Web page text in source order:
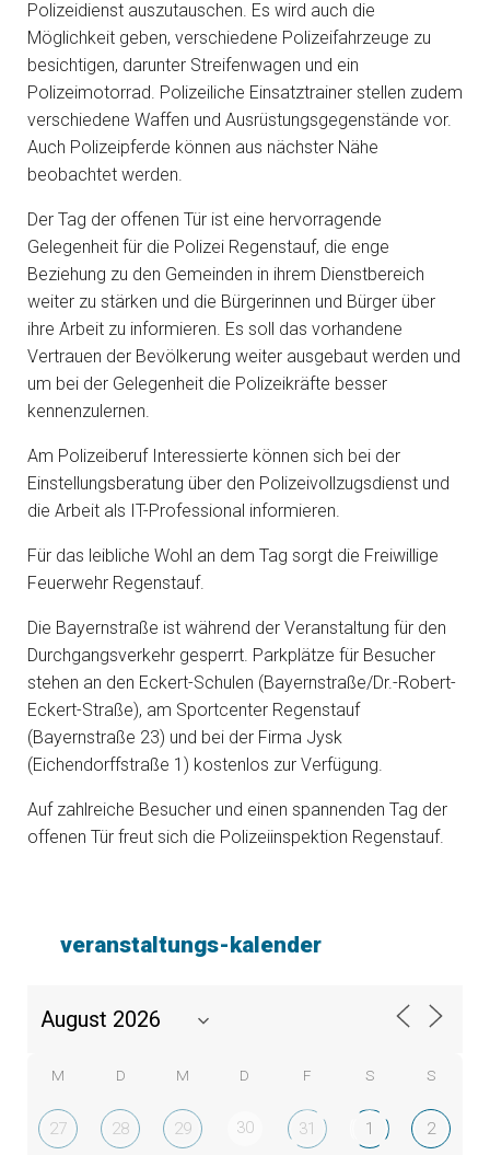
Polizeidienst auszutauschen. Es wird auch die
Möglichkeit geben, verschiedene Polizeifahrzeuge zu
besichtigen, darunter Streifenwagen und ein
Polizeimotorrad. Polizeiliche Einsatztrainer stellen zudem
verschiedene Waffen und Ausrüstungsgegenstände vor.
Auch Polizeipferde können aus nächster Nähe
beobachtet werden.
Der Tag der offenen Tür ist eine hervorragende
Gelegenheit für die Polizei Regenstauf, die enge
Beziehung zu den Gemeinden in ihrem Dienstbereich
weiter zu stärken und die Bürgerinnen und Bürger über
ihre Arbeit zu informieren. Es soll das vorhandene
Vertrauen der Bevölkerung weiter ausgebaut werden und
um bei der Gelegenheit die Polizeikräfte besser
kennenzulernen.
Am Polizeiberuf Interessierte können sich bei der
Einstellungsberatung über den Polizeivollzugsdienst und
die Arbeit als IT-Professional informieren.
Für das leibliche Wohl an dem Tag sorgt die Freiwillige
Feuerwehr Regenstauf.
Die Bayernstraße ist während der Veranstaltung für den
Durchgangsverkehr gesperrt. Parkplätze für Besucher
stehen an den Eckert-Schulen (Bayernstraße/Dr.-Robert-
Eckert-Straße), am Sportcenter Regenstauf
(Bayernstraße 23) und bei der Firma Jysk
(Eichendorffstraße 1) kostenlos zur Verfügung.
Auf zahlreiche Besucher und einen spannenden Tag der
offenen Tür freut sich die Polizeiinspektion Regenstauf.
veranstaltungs-kalender
M D M D F S S
27 28 29 30 31 1 2